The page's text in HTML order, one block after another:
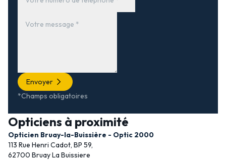
Envoyer
*Champs obligatoires
Opticiens à proximité
Opticien Bruay-la-Buissière - Optic 2000
113 Rue Henri Cadot, BP 59,
62700 Bruay La Buissiere